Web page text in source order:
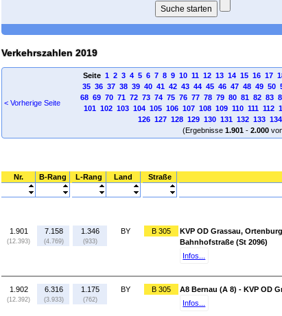
Verkehrszahlen 2019
< Vorherige Seite
Seite 1 2 3 4 5 6 7 8 9 10 11 12 13 14 15 16 17
35 36 37 38 39 40 41 42 43 44 45 46 47 48 49 50
68 69 70 71 72 73 74 75 76 77 78 79 80 81 82 83
101 102 103 104 105 106 107 108 109 110 111 112
126 127 128 129 130 131 132 133 134
(Ergebnisse 1.901- 2.000
Nr. B-Rang L-Rang Land Straße
1.901
(12.393)
7.158
(4.769)
1.346
(933)
BY B 305
KVP OD Grassau,
Bahnhofstraße (St 2096)
Infos...
1.902
(12.392)
6.316
(3.933)
1.175
(762)
BY B 305
A8 Bernau (A 8) - KVP OD
Infos...